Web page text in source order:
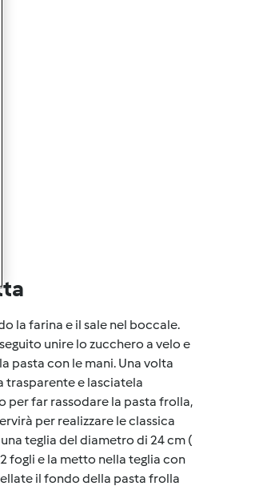
la farina e il sale nel boccale.
unire lo zucchero a velo e
pasta con le mani. Una volta
trasparente e lasciatela
per far rassodare la pasta frolla,
per realizzare le classica
teglia del diametro di 24 cm (
fogli e la metto nella teglia con
il fondo della pasta frolla